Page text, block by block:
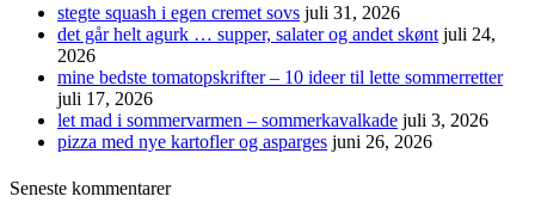
stegte squash i egen cremet sovs juli 31, 2026
det går helt agurk … supper, salater og andet skønt juli 24,
2026
mine bedste tomatopskrifter – 10 ideer til lette sommerretter
juli 17, 2026
let mad i sommervarmen – sommerkavalkade juli 3, 2026
pizza med nye kartofler og asparges juni 26, 2026
Seneste kommentarer